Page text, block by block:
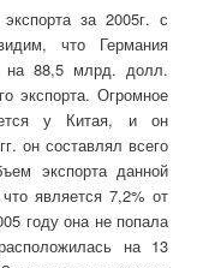
за 2005г. с
что Германия
на 88,5 млрд. долл.
экспорта. Огромное
у Китая, и он
он составлял всего
экспорта данной
является 7,2% от
году она не попала
на 13